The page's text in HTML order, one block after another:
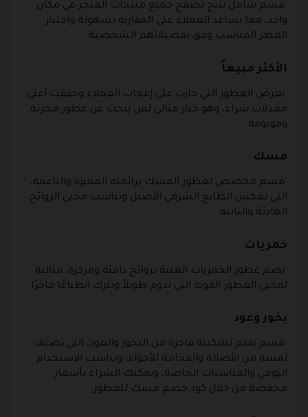
قسم شامل يتيح تصفح جميع منتجات المتجر في مكان
واحد، مما يساعد العملاء على المقارنة بسهولة واختيار
العطر المناسب وفق تفضيلاتهم الشخصية.
الأكثر مبيعاً
يعرض العطور التي حازت على إعجاب العملاء وحققت أعلى
معدلات شراء، وهو خيار مثالي لمن يبحث عن عطور مجربة
وموثوقة.
مسك
قسم مخصص لعطور المسك برائحته المميزة والناعمة،
التي تعكس الطابع الشرقي الأصيل وتناسب محبي الروائح
الهادئة والثابتة.
خمريات
يضم عطور الخمريات الغنية بروائح دافئة ومركزة، مثالية
لمحبي العطور القوية التي تدوم طويلاً وتترك انطباعًا فاخرًا.
بخور وعود
قسم يقدم تشكيلة فاخرة من البخور والعود، التي تضيف
لمسة من الأصالة والفخامة للأجواء، وتناسب الاستخدام
اليومي والمناسبات الخاصة، ويمكنك الشراء بأسعار
مخفضة من خلال كود خصم مسك للعطور.